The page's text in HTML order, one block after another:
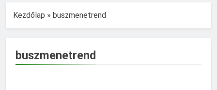
Kezdőlap » buszmenetrend
buszmenetrend